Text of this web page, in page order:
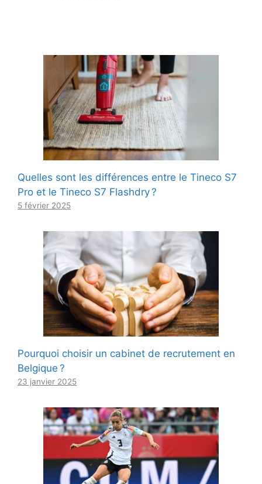
Quelles sont les différences entre le Tineco S7
Pro et le Tineco S7 Flashdry ?
5 février 2025
Pourquoi choisir un cabinet de recrutement en
Belgique ?
23 janvier 2025